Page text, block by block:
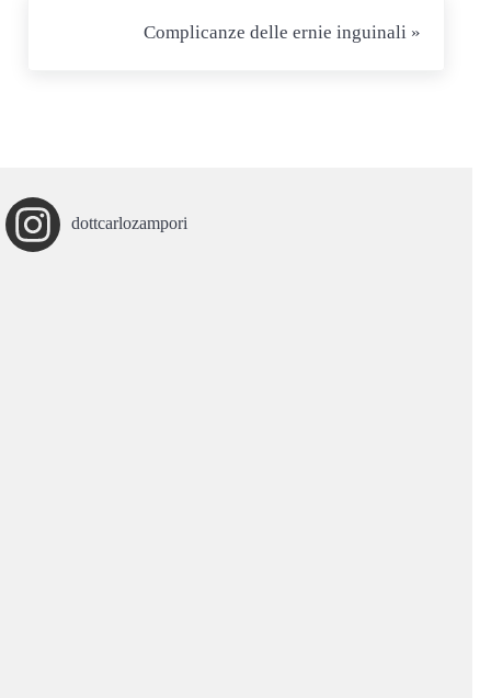
Complicanze delle ernie inguinali »
dottcarlozampori